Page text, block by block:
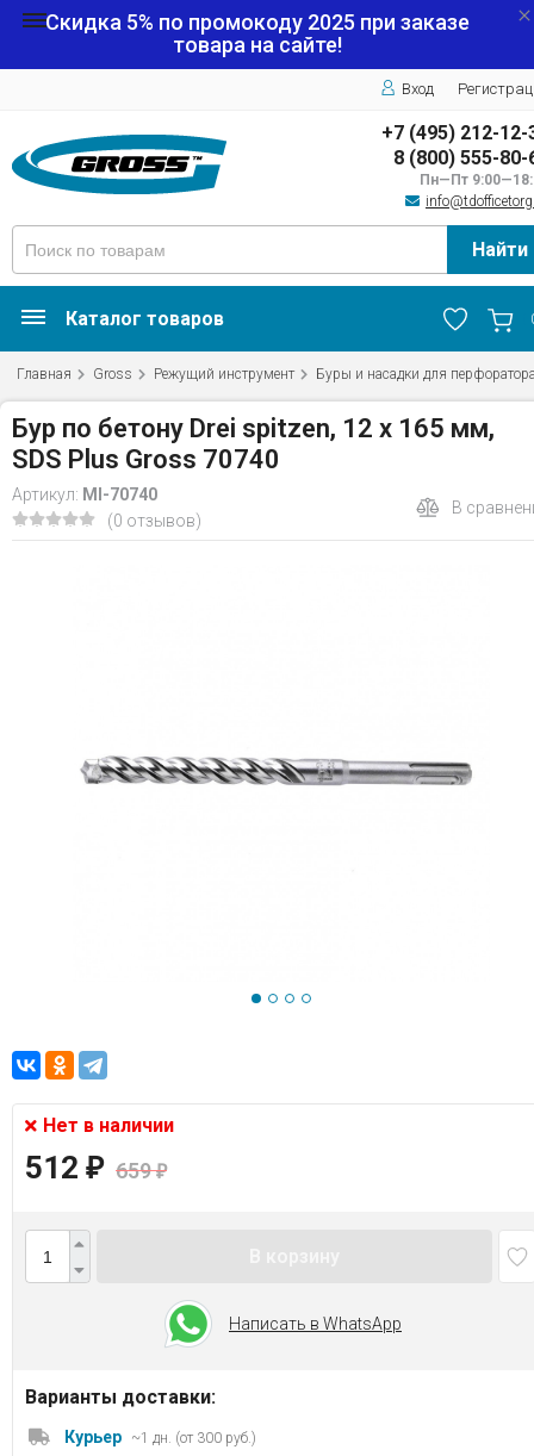
Скидка 5% по промокоду 2025 при заказе
товара на сайте!
Вход
+7 (495) 212-12-
8 (800) 555-80-
Пн—Пт
Найти
Каталог товаров
Главная Gross Режущий инструмент Буры и насадки для
Бур по бетону Drei spitzen, 12 х 165 мм,
SDS Plus Gross 70740
Артикул: MI-70740
(0 отзывов)
В
Нет в наличии
512 ₽ 659₽
Написать в WhatsApp
Варианты доставки:
Курьер ~1 дн. (от 300 руб.)